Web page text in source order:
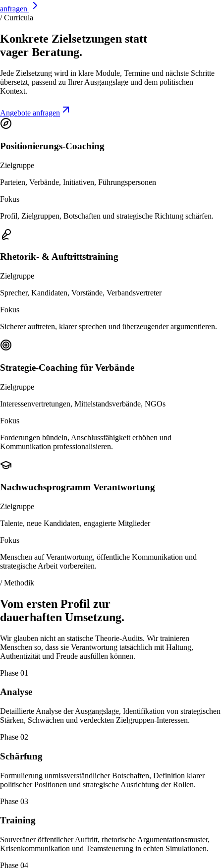
anfragen
/ Curricula
Konkrete Zielsetzungen statt
vager Beratung.
Jede Zielsetzung wird in klare Module, Termine und nächste Schritte
übersetzt, passend zu Ihrer Ausgangslage und dem politischen
Kontext.
Angebote anfragen
Positionierungs-Coaching
Zielgruppe
Parteien, Verbände, Initiativen, Führungspersonen
Fokus
Profil, Zielgruppen, Botschaften und strategische Richtung schärfen.
Rhetorik- & Auftrittstraining
Zielgruppe
Sprecher, Kandidaten, Vorstände, Verbandsvertreter
Fokus
Sicherer auftreten, klarer sprechen und überzeugender argumentieren.
Strategie-Coaching für Verbände
Zielgruppe
Interessenvertretungen, Mittelstandsverbände, NGOs
Fokus
Forderungen bündeln, Anschlussfähigkeit erhöhen und
Kommunikation professionalisieren.
Nachwuchsprogramm Verantwortung
Zielgruppe
Talente, neue Kandidaten, engagierte Mitglieder
Fokus
Menschen auf Verantwortung, öffentliche Kommunikation und
strategische Arbeit vorbereiten.
/ Methodik
Vom ersten Profil zur
dauerhaften Umsetzung.
Wir glauben nicht an statische Theorie-Audits. Wir trainieren
Menschen so, dass sie Verantwortung tatsächlich mit Haltung,
Authentizität und Freude ausfüllen können.
Phase 01
Analyse
Detaillierte Analyse der Ausgangslage, Identifikation von strategischen
Stärken, Schwächen und verdeckten Zielgruppen-Interessen.
Phase 02
Schärfung
Formulierung unmissverständlicher Botschaften, Definition klarer
politischer Positionen und strategische Ausrichtung der Rollen.
Phase 03
Training
Souveräner öffentlicher Auftritt, rhetorische Argumentationsmuster,
Krisenkommunikation und Teamsteuerung in echten Simulationen.
Phase 04